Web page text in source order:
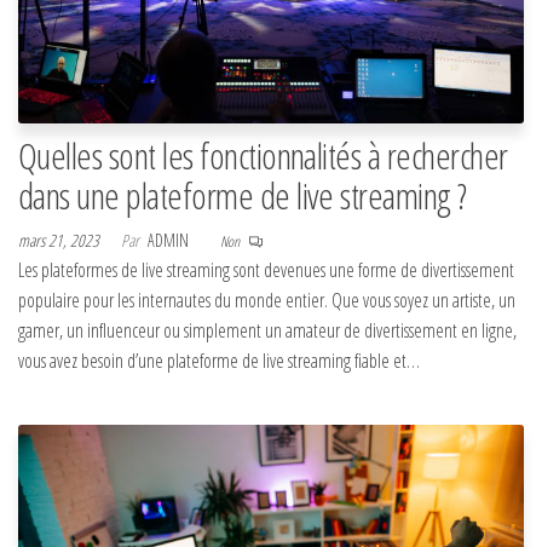
Quelles sont les fonctionnalités à rechercher
dans une plateforme de live streaming ?
mars 21, 2023 Par ADMIN Non
Les plateformes de live streaming sont devenues une forme de divertissement
populaire pour les internautes du monde entier. Que vous soyez un artiste, un
gamer, un influenceur ou simplement un amateur de divertissement en ligne,
vous avez besoin d’une plateforme de live streaming fiable et…